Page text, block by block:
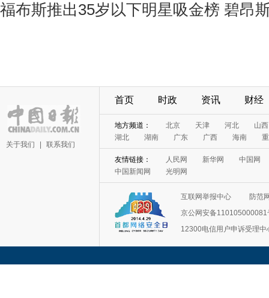
福布斯推出35岁以下明星吸金榜 碧昂
关于我们 联系我们
首页 时政 资讯 财经
地方频道： 北京 天津 河北
山西
湖北
湖南 广东 广西 海南
友情链接： 人民网 新华网
中国网
中国新闻网
光明网
互联网举报中心
防范
京公网安备110105000081
12300电信用户申诉受理中